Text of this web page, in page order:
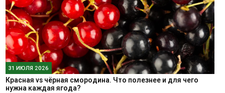
31 ИЮЛЯ 2026
Красная vs чёрная смородина. Что полезнее и для чего
нужна каждая ягода?